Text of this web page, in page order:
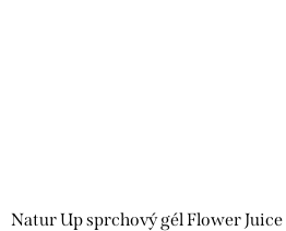
Natur Up sprchový gél Flower Juice